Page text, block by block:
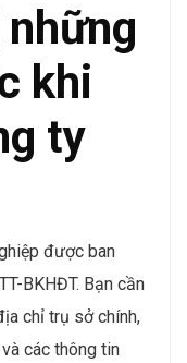
khi
ty
được ban
BKHĐT. Bạn cần
chỉ trụ sở chính,
các thông tin